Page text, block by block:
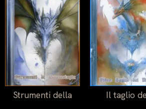
Strumenti della
Il taglio